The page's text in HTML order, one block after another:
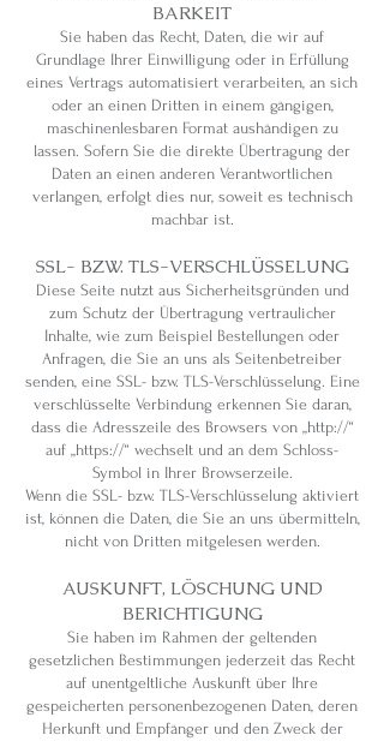
BARKEIT
Sie haben das Recht, Daten, die wir auf
Grundlage Ihrer Einwilligung oder in Erfüllung
eines Vertrags automatisiert verarbeiten, an sich
oder an einen Dritten in einem gängigen,
maschinenlesbaren Format aushändigen zu
lassen. Sofern Sie die direkte Übertragung der
Daten an einen anderen Verantwortlichen
verlangen, erfolgt dies nur, soweit es technisch
machbar ist.
SSL- BZW. TLS-VERSCHLÜSSELUNG
Diese Seite nutzt aus Sicherheitsgründen und
zum Schutz der Übertragung vertraulicher
Inhalte, wie zum Beispiel Bestellungen oder
Anfragen, die Sie an uns als Seitenbetreiber
senden, eine SSL- bzw. TLS-Verschlüsselung. Eine
verschlüsselte Verbindung erkennen Sie daran,
dass die Adresszeile des Browsers von „http://“
auf „https://“ wechselt und an dem Schloss-
Symbol in Ihrer Browserzeile.
Wenn die SSL- bzw. TLS-Verschlüsselung aktiviert
ist, können die Daten, die Sie an uns übermitteln,
nicht von Dritten mitgelesen werden.
AUSKUNFT, LÖSCHUNG UND
BERICHTIGUNG
Sie haben im Rahmen der geltenden
gesetzlichen Bestimmungen jederzeit das Recht
auf unentgeltliche Auskunft über Ihre
gespeicherten personenbezogenen Daten, deren
Herkunft und Empfänger und den Zweck der